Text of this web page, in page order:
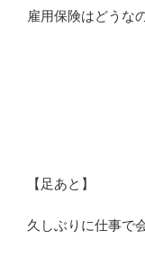
雇用保険はどうな
【足あと】
久しぶりに仕事で